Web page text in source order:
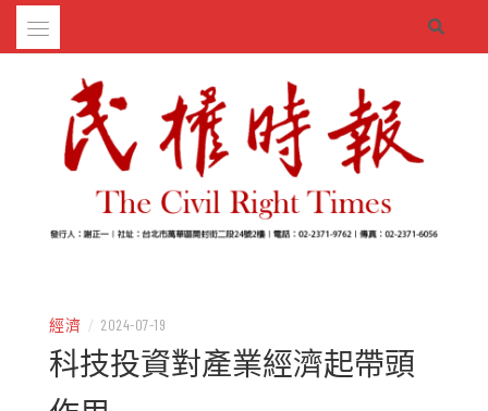
Skip
經濟 / 2024-07-19
科技投資對產業經濟起帶頭